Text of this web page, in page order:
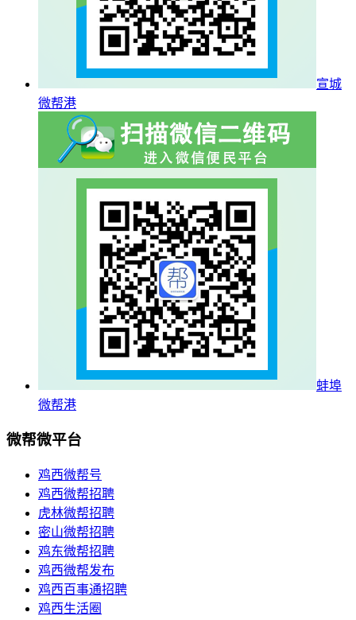
宣城
微帮港
蚌埠
微帮港
微帮微平台
鸡西微帮号
鸡西微帮招聘
虎林微帮招聘
密山微帮招聘
鸡东微帮招聘
鸡西微帮发布
鸡西百事通招聘
鸡西生活圈